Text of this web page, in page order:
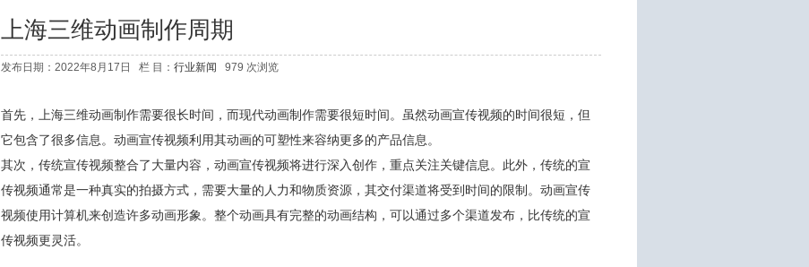
上海三维动画制作周期
发布日期：2022年8月17日 栏 目： 行业新闻 979 次浏览
首先，上海三维动画制作需要很长时间，而现代动画制作需要很短时间。虽然动画宣传视频的时间很短，但
它包含了很多信息。动画宣传视频利用其动画的可塑性来容纳更多的产品信息。
其次，传统宣传视频整合了大量内容，动画宣传视频将进行深入创作，重点关注关键信息。此外，传统的宣
传视频通常是一种真实的拍摄方式，需要大量的人力和物质资源，其交付渠道将受到时间的限制。动画宣传
视频使用计算机来创造许多动画形象。整个动画具有完整的动画结构，可以通过多个渠道发布，比传统的宣
传视频更灵活。